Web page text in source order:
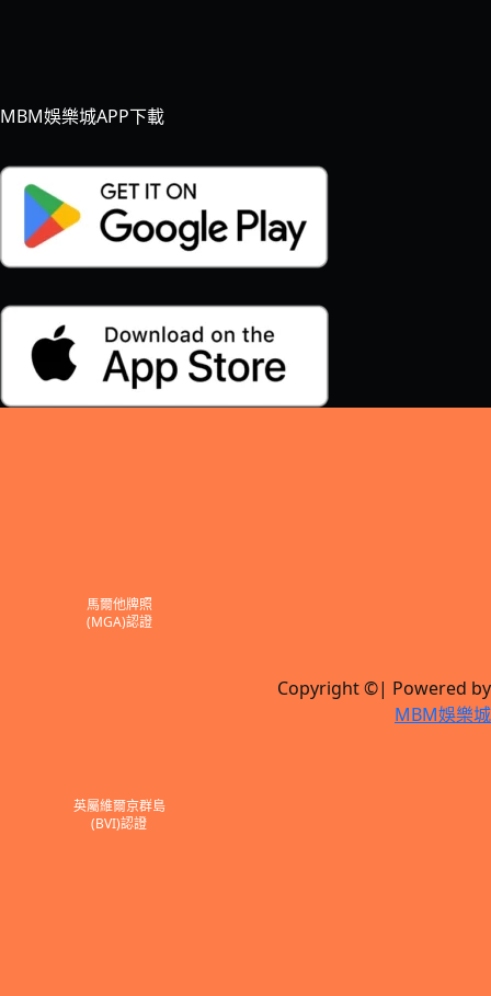
MBM娛樂城APP下載
馬爾他牌照
(MGA)認證
英屬維爾京群島
(BVI)認證
Copyright ©| Powered by
MBM娛樂城